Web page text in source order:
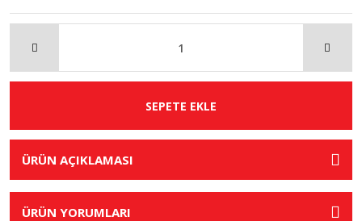
SEPETE EKLE
ÜRÜN AÇIKLAMASI
ÜRÜN YORUMLARI